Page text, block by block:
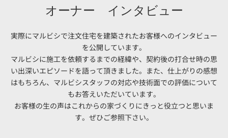
オーナー インタビュー
実際にマルビシで注文住宅を建築されたお客様へのインタビュー
を公開しています。
マルビシに施工を依頼するまでの経緯や、契約後の打合せ時の思
い出深いエピソードを語って頂きました。 また、仕上がりの感想
はもちろん、マルビシスタッフの対応や技術面での評価について
もお答えいただいています。
お客様の生の声はこれからの家づくりにきっと役立つと思いま
す。ぜひご参照下さい。